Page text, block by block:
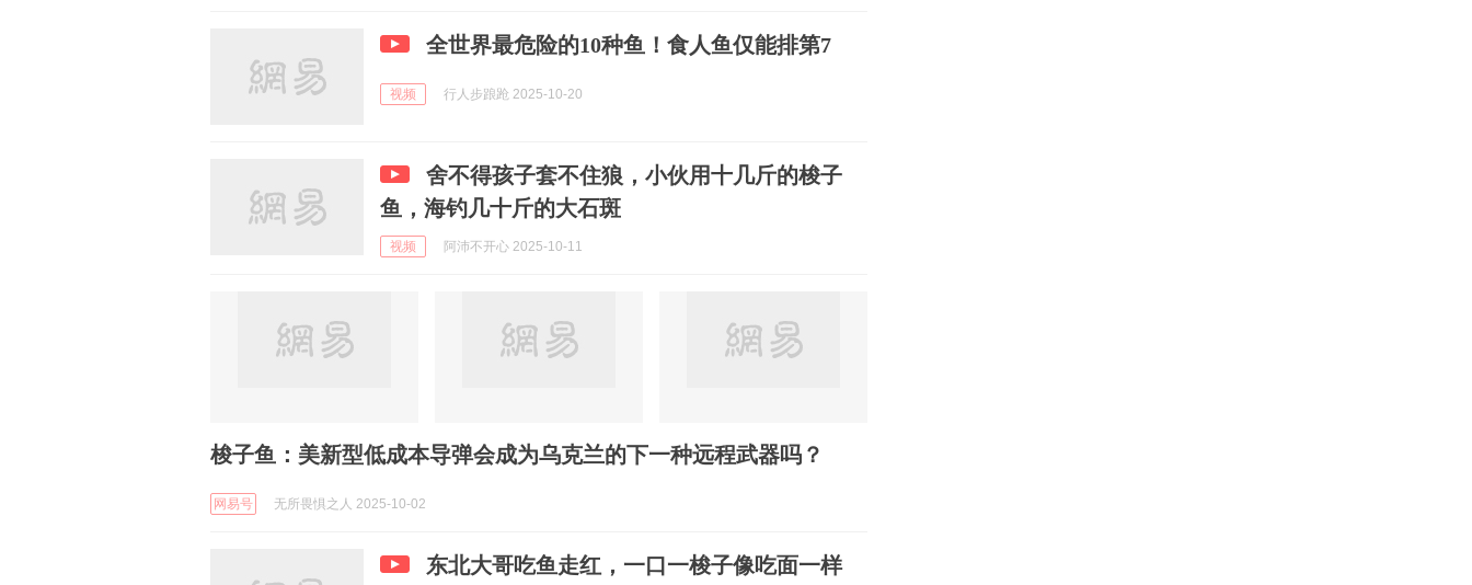
全世界最危险的10种鱼！食人鱼仅能排第7
视频 行人步踉跄 2025-10-20
舍不得孩子套不住狼，小伙用十几斤的梭子
鱼，海钓几十斤的大石斑
视频 阿沛不开心 2025-10-11
梭子鱼：美新型低成本导弹会成为乌克兰的下一种远程武器吗？
网易号 无所畏惧之人 2025-10-02
东北大哥吃鱼走红，一口一梭子像吃面一样